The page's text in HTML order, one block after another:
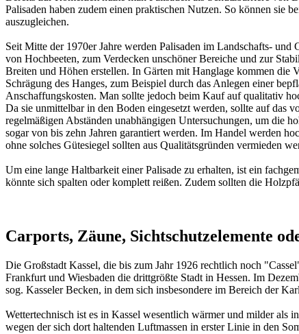
Palisaden haben zudem einen praktischen Nutzen. So können sie
auszugleichen.
Seit Mitte der 1970er Jahre werden Palisaden im Landschafts-
von Hochbeeten, zum Verdecken unschöner Bereiche und zur
Breiten und Höhen erstellen. In Gärten mit Hanglage kommen die
Schrägung des Hanges, zum Beispiel durch das Anlegen einer
Anschaffungskosten. Man sollte jedoch beim Kauf auf qualitativ
Da sie unmittelbar in den Boden eingesetzt werden, sollte auf das
regelmäßigen Abständen unabhängigen Untersuchungen, um die
sogar von bis zehn Jahren garantiert werden. Im Handel werden
ohne solches Gütesiegel sollten aus Qualitätsgründen vermieden
Um eine lange Haltbarkeit einer Palisade zu erhalten, ist ein
könnte sich spalten oder komplett reißen. Zudem sollten die
Carports, Zäune, Sichtschutzelemente
Die Großstadt Kassel, die bis zum Jahr 1926 rechtlich noch
Frankfurt und Wiesbaden die drittgrößte Stadt in Hessen. Im
sog. Kasseler Becken, in dem sich insbesondere im Bereich der
Wettertechnisch ist es in Kassel wesentlich wärmer und milder als
wegen der sich dort haltenden Luftmassen in erster Linie in den